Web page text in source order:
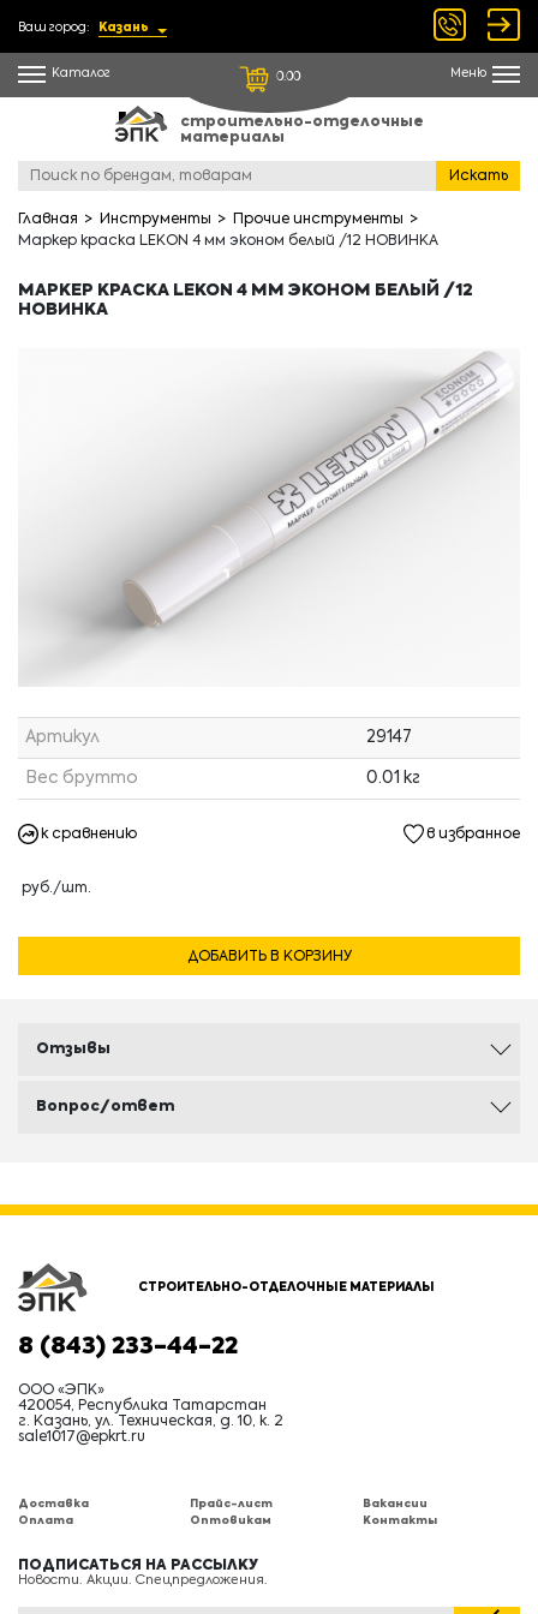
Ваш город: Казань
Каталог 0.00 Меню
строительно-отделочные
материалы
Искать
Главная Инструменты
Прочие инструменты
Маркер краска LEKON 4 мм эконом белый /12 НОВИНКА
МАРКЕР КРАСКА LEKON 4 ММ ЭКОНОМ БЕЛЫЙ /12
НОВИНКА
Артикул 29147
Вес брутто 0.01 кг
к сравнению в избранное
руб./шт.
ДОБАВИТЬ В КОРЗИНУ
Отзывы
Вопрос/ответ
СТРОИТЕЛЬНО-ОТДЕЛОЧНЫЕ МАТЕРИАЛЫ
8 (843) 233-44-22
ООО «ЭПК»
420054, Республика Татарстан
г. Казань, ул. Техническая, д. 10, к. 2
sale1017@epkrt.ru
Доставка
Оплата
Прайс-лист
Оптовикам
Вакансии
Контакты
ПОДПИСАТЬСЯ НА РАССЫЛКУ
Новости. Акции. Спецпредложения.